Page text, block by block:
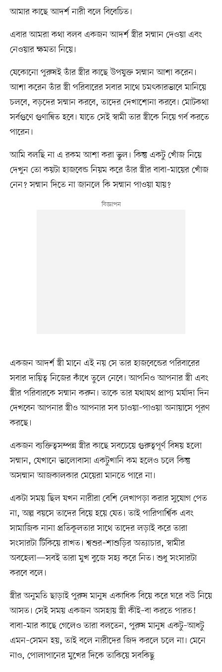
আমার কাছে আদর্শ নারী বলে বিবেচিত।
এবার আমরা কথা বলব একজন আদর্শ স্ত্রীর সম্মান দেওয়া এবং
নেওয়ার ক্ষমতা নিয়ে।
যেকোনো পুরুষই তাঁর স্ত্রীর কাছে উপযুক্ত সম্মান আশা করেন।
আশা করেন তাঁর স্ত্রী পরিবারের সবার সাথে চমৎকারভাবে মানিয়ে
চলবে, বড়দের সম্মান করবে, তাদের দেখাশোনা করবে। মোটকথা
সর্বগুণে গুণান্বিত হবে। যাতে সেই স্বামী তার স্ত্রীকে নিয়ে গর্ব করতে
পারেন।
আমি বলছি না এ রকম আশা করা ভুল। কিন্তু একটু খোঁজ নিয়ে
দেখুন তো কয়টা হাজবেন্ড নিয়ম করে তাঁর স্ত্রীর বাবা–মায়ের খোঁজ
নেন? সম্মান দিতে না জানলে কি সম্মান পাওয়া যায়?
একজন আদর্শ স্ত্রী মানে এই নয় সে তার হাজবেন্ডের পরিবারের
সবার দায়িত্ব নিজের কাঁধে তুলে নেবে। আপনিও আপনার স্ত্রী এবং
স্ত্রীর পরিবারকে সম্মান করুন। তাকে তার যথাযথ প্রাপ্য মর্যাদা দিন
দেখবেন আপনার স্ত্রীও আপনার সব চাওয়া–পাওয়া অনায়াসে পূরণ
করছে।
একজন ব্যক্তিত্বসম্পন্ন স্ত্রীর কাছে সবচেয়ে গুরুত্বপূর্ণ বিষয় হলো
সম্মান, যেখানে ভালোবাসা একটুখানি কম হলেও চলে কিন্তু
অসম্মান আজকালকার মেয়েরা মানতে পারে না।
একটা সময় ছিল যখন নারীরা বেশি লেখাপড়া করার সুযোগ পেত
না, অল্প বয়সে তাদের বিয়ে হয়ে যেত। তাই পারিপার্শ্বিক এবং
সামাজিক নানা প্রতিকূলতার সাথে তাদের লড়াই করে তারা
সংসারটা টিকিয়ে রাখত। শ্বশুর–শাশুড়ির অত্যাচার, স্বামীর
অবহেলা—সবই তারা মুখ বুজে সহ্য করে নিত। শুধু সংসারটা
করবে বলে।
স্ত্রীর অনুমতি ছাড়াই পুরুষ মানুষ একাধিক বিয়ে করে ঘরে বউ নিয়ে
আসত। সেই সময় একজন অসহায় স্ত্রী কীই–বা করতে পারত!
বাবা–মার কাছে গেলেও তারা বলতেন, পুরুষ মানুষ একটু–আধটু
এমন–সেমন হয়, তাই বলে নারীদের জিদ করলে চলে না। মেনে
নাও, পোলাপানের মুখের দিকে তাকিয়ে সবকিছু